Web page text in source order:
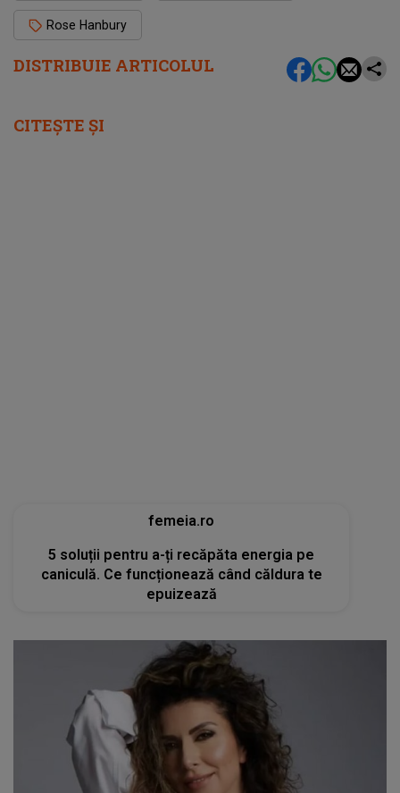
DISTRIBUIE ARTICOLUL
Rose Hanbury
CITEȘTE ȘI
femeia.ro
5 soluții pentru a-ți recăpăta energia pe
caniculă. Ce funcționează când căldura te
epuizează